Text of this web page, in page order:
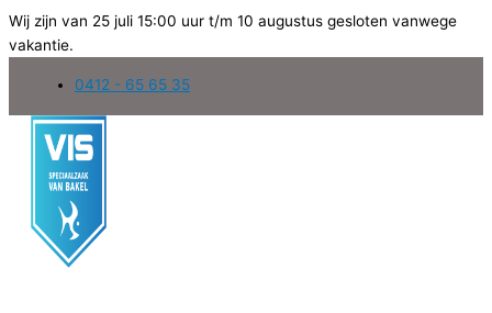
Wij zijn van 25 juli 15:00 uur t/m 10 augustus gesloten vanwege
vakantie.
de
inhoud
0412 - 65 65 35